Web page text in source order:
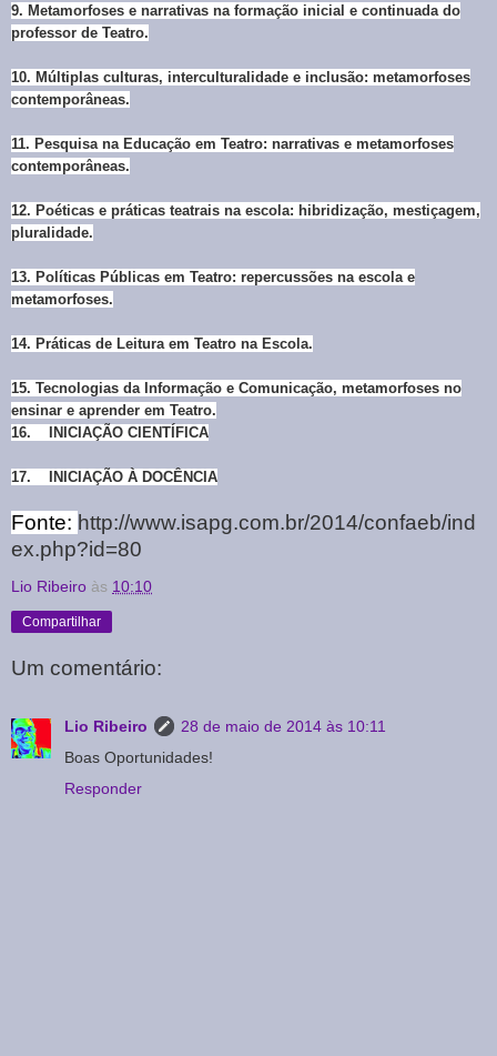
9. Metamorfoses e narrativas na formação inicial e continuada do
professor de Teatro.
10. Múltiplas culturas, interculturalidade e inclusão: metamorfoses
contemporâneas.
11. Pesquisa na Educação em Teatro: narrativas e metamorfoses
contemporâneas.
12. Poéticas e práticas teatrais na escola: hibridização, mestiçagem,
pluralidade.
13. Políticas Públicas em Teatro: repercussões na escola e
metamorfoses.
14. Práticas de Leitura em Teatro na Escola.
15. Tecnologias da Informação e Comunicação, metamorfoses no
ensinar e aprender em Teatro.
16.
INICIAÇÃO CIENTÍFICA
17. INICIAÇÃO À DOCÊNCIA
Fonte: http://www.isapg.com.br/2014/confaeb/ind
ex.php?id=80
Lio Ribeiro às 10:10
Compartilhar
Um comentário:
Lio Ribeiro
28 de maio de 2014 às 10:11
Boas Oportunidades!
Responder